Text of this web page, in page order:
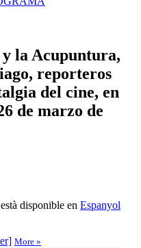
la Acupuntura,
reporteros
del cine, en
de marzo de
disponible en Espanyol
More »